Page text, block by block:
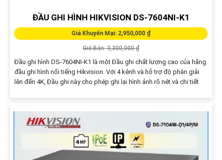
ĐẦU GHI HÌNH HIKVISION DS-7604NI-K1
Giá Khuyến Mại: 2,950,000 ₫
Giá Bán: 3,300,000 ₫
Đầu ghi hình DS-7604NI-K1 là một Đầu ghi chất lượng cao của hãng
đầu ghi hình nổi tiếng Hikvision. Với 4 kênh và hỗ trợ độ phân giải
lên đến 4K, Đầu ghi này cho phép ghi lại hình ảnh rõ nét và chi tiết